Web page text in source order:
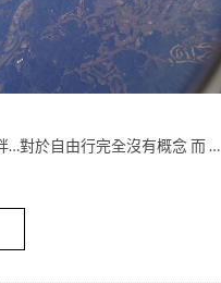
…對於自由行完全沒有概念 而 …